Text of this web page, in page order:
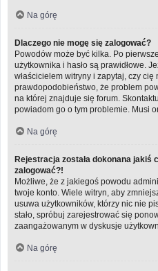
Na górę
Dlaczego nie mogę się zalogować?
Powodów może być kilka. Po
użytkownika i hasło są prawidłowe.
właścicielem witryny i zapytaj, czy
prawdopodobieństwo, że problem
na której znajduje się forum.
powiadom go o tym problemie. Musi
Na górę
Rejestracja została dokonana jakiś
zalogować?!
Możliwe, że z jakiegoś powodu
twoje konto. Wiele witryn, aby
usuwa użytkowników, którzy nic nie
stało, spróbuj zarejestrować się
zaangażowanym w dyskusje
Na górę